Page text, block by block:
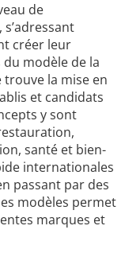
de
créer leur
modèle de la
trouve la mise en
et candidats
y sont
santé et bien-
internationales
passant par des
modèles permet
marques et